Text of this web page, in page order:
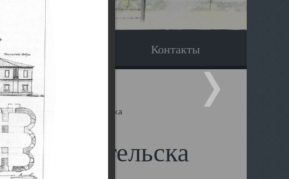
Контакты
Троицкий собор Архангельска
Архангельска